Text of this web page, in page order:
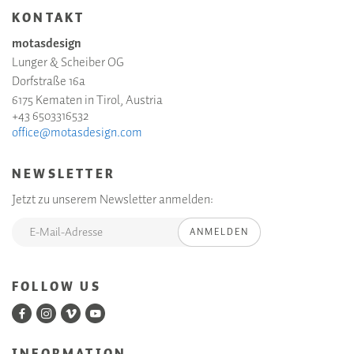
KONTAKT
motasdesign
Lunger & Scheiber OG
Dorfstraße 16a
6175 Kematen in Tirol, Austria
+43 6503316532
office@motasdesign.com
NEWSLETTER
Jetzt zu unserem Newsletter anmelden:
ANMELDEN
FOLLOW US